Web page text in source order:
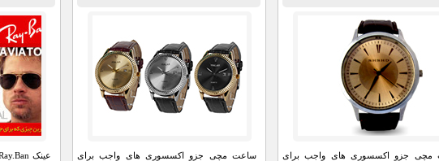
مچی جزو اکسسوری های واجب برای
ساعت مچی جزو اکسسوری های واجب برای